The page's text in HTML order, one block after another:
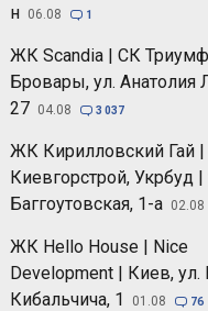
н 06.08  1
ЖК Scandia | СК
Бровары, ул. Анатолия
27 04.08  3 037
ЖК Кирилловский Гай |
Киевгорстрой, Укрбуд |
Баггоутовская, 1-а 02.08
ЖК Hello House | Nice
Development | Киев, ул.
Кибальчича, 1
01.08  76